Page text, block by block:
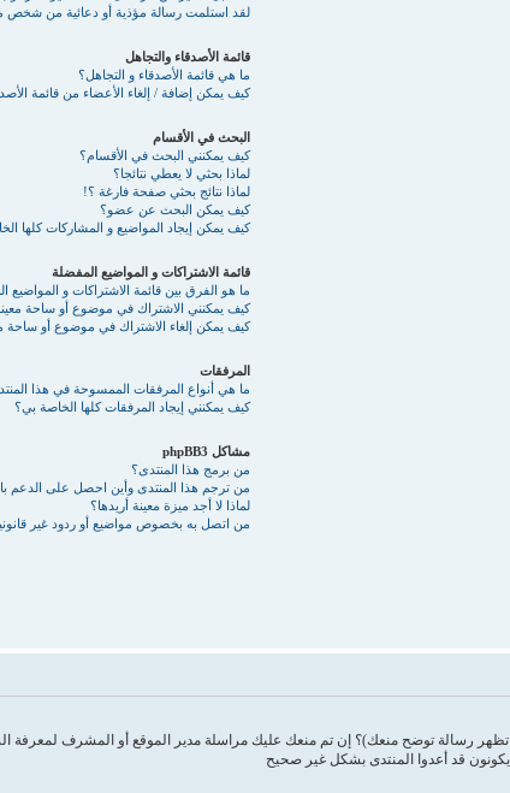
لقد استلمت رسالة مؤذية أو دعائية من شخص
قائمة الأصدقاء والتجاهل
ما هي قائمة الأصدقاء و التجاهل؟
كيف يمكن إضافة / إلغاء الأعضاء من قائمة
البحث في الأقسام
كيف يمكنني البحث في الأقسام؟
لماذا بحثي لا يعطي نتائجا؟
لماذا نتائج بحثي صفحة فارغة ؟!
كيف يمكن البحث عن عضو؟
كيف يمكن إيجاد المواضيع و المشاركات كلها
قائمة الاشتراكات و المواضيع المفضلة
ما هو الفرق بين قائمة الاشتراكات و المواضيع
كيف يمكنني الاشتراك في موضوع أو ساحة
كيف يمكن إلغاء الاشتراك في موضوع أو ساحة
المرفقات
ما هي أنواع المرفقات الممسوحة في هذا
كيف يمكنني إيجاد المرفقات كلها الخاصة بي؟
مشاكل phpBB3
من برمج هذا المنتدى؟
من ترجم هذا المنتدى وأين احصل على الدعم
لماذا لا أجد ميزة معينة أريدها؟
من اتصل به بخصوص مواضيع أو ردود غير
رسالة توضح منعك)؟ إن تم منعك عليك مراسلة مدير الموقع أو المشرف
قد أعدوا المنتدى بشكل غير صحيح